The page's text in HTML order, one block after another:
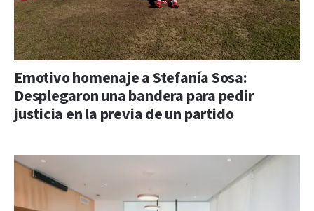
Emotivo homenaje a Stefanía Sosa:
Desplegaron una bandera para pedir
justicia en la previa de un partido